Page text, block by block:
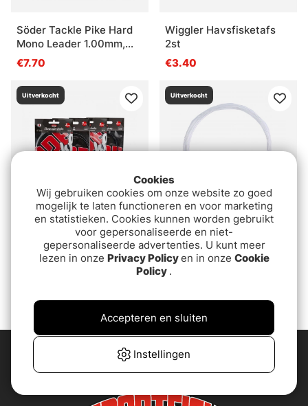
Söder Tackle Pike Hard
Mono Leader 1.00mm,
50cm (3pcs)
€7.70
Wiggler Havsfisketafs
2st
€3.40
Uitverkocht
Söder Tackle Leader
Combo
Uitverkocht
Wiggler Havsfisketafs
Med Ring 2-pak
€3.40
Cookies
Wij gebruiken cookies om onze website zo goed
mogelijk te laten functioneren en voor marketing
en statistieken. Cookies kunnen worden gebruikt
voor gepersonaliseerde en niet-
gepersonaliseerde advertenties. U kunt meer
lezen in onze Privacy Policyen in onze Cookie
Policy .
Instellingen
Accepteren en sluiten